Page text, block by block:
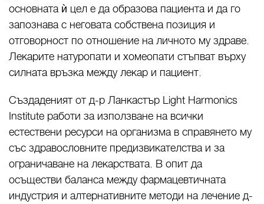
основната ѝ цел е да образова пациента и да го
запознава с неговата собствена позиция и
отговорност по отношение на личното му здраве.
Лекарите натуропати и хомеопати стъпват върху
силната връзка между лекар и пациент.
Създаденият от д-р Ланкастър Light Harmonics
Institute работи за използване на всички
естествени ресурси на организма в справянето му
със здравословните предизвикателства и за
ограничаване на лекарствата. В опит да
осъществи баланса между фармацевтичната
индустрия и алтернативните методи на лечение д-